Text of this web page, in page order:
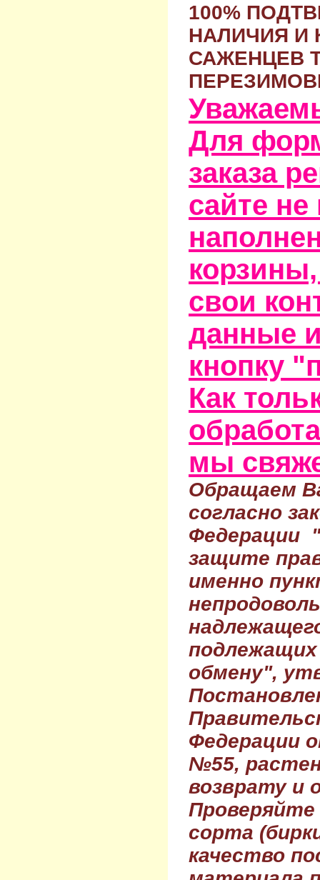
100%
НАЛИЧИЯ И
САЖЕНЦЕВ
Для
заказа
сайте
свои
данные
кнопку
Как
мы
Обращаем
согласно
Федерации
защите
именно
обмену",
Федерации
№55,
возврату и
Проверяйте
сорта
качество